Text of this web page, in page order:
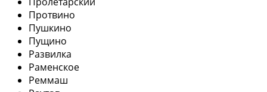
Протвино
Пушкино
Пущино
Развилка
Раменское
Реммаш